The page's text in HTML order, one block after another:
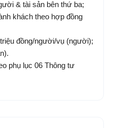
& tài sản bên thứ ba;
khách theo hợp đồng
đồng/người/vụ (người);
phụ lục 06 Thông tư